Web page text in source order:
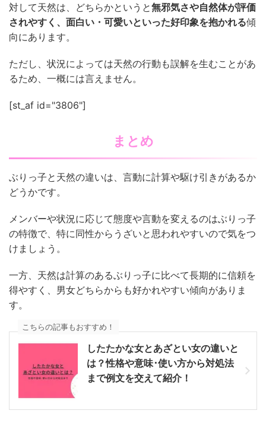
対して天然は、どちらかというと無邪気さや自然体が評価
されやすく、面白い・可愛いといった好印象を抱かれる傾
向にあります。
ただし、状況によっては天然の行動も誤解を生むことがあ
るため、一概には言えません。
[st_af id="3806"]
まとめ
ぶりっ子と天然の違いは、言動に計算や駆け引きがあるか
どうかです。
メンバーや状況に応じて態度や言動を変えるのはぶりっ子
の特徴で、特に同性からうざいと思われやすいので気をつ
けましょう。
一方、天然は計算のあるぶりっ子に比べて長期的に信頼を
得やすく、男女どちらからも好かれやすい傾向がありま
す。
したたかな女とあざとい女の違いと
は？性格や意味･使い方から対処法
まで例文を交えて紹介！
こちらの記事もおすすめ！